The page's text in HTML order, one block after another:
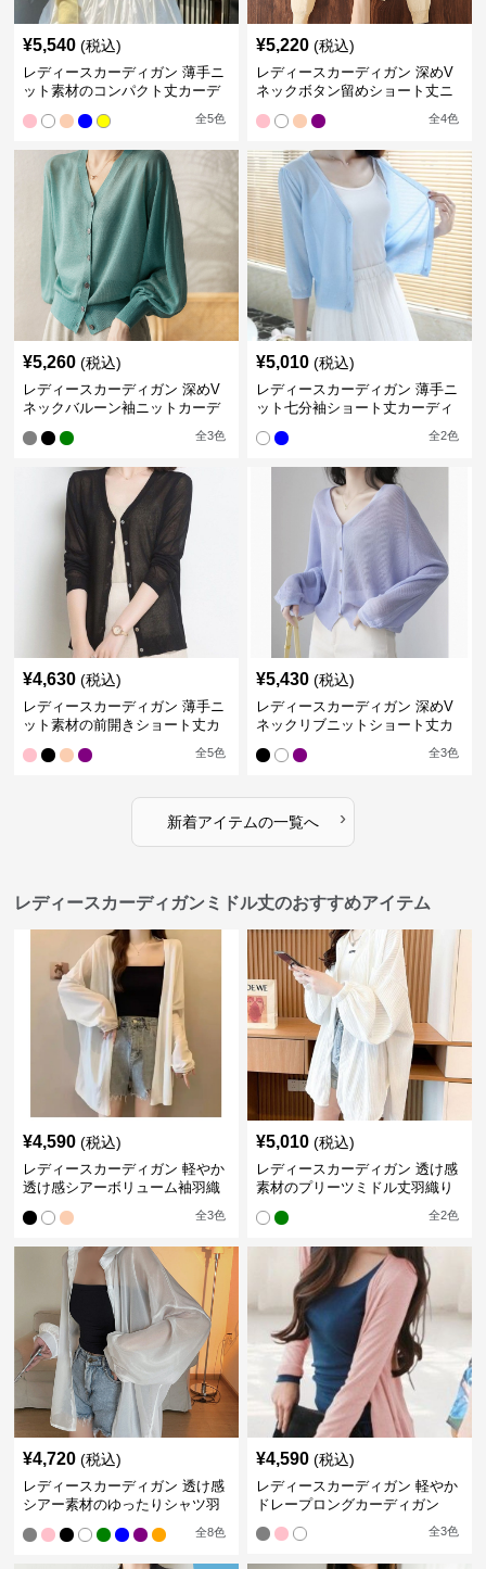
¥5,540 (税込)
レディースカーディガン 薄手ニ
ット素材のコンパクト丈カーデ
全5色
¥5,220 (税込)
レディースカーディガン 深めV
ネックボタン留めショート丈ニ
全4色
¥5,260 (税込)
レディースカーディガン 深めV
ネックバルーン袖ニットカーデ
全3色
¥5,010 (税込)
レディースカーディガン 薄手ニ
ット七分袖ショート丈カーディ
全2色
¥4,630 (税込)
レディースカーディガン 薄手ニ
ット素材の前開きショート丈カ
全5色
¥5,430 (税込)
レディースカーディガン 深めV
ネックリブニットショート丈カ
全3色
新着アイテムの一覧へ ›
レディースカーディガンミドル丈のおすすめアイテム
¥4,590 (税込)
レディースカーディガン 軽やか
透け感シアーボリューム袖羽織
全3色
¥5,010 (税込)
レディースカーディガン 透け感
素材のプリーツミドル丈羽織り
全2色
¥4,720 (税込)
レディースカーディガン 透け感
シアー素材のゆったりシャツ羽
全8色
¥4,590 (税込)
レディースカーディガン 軽やか
ドレープロングカーディガン
全3色